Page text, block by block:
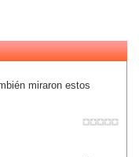
miraron estos